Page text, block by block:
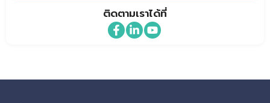
ติดตามเราได้ที่